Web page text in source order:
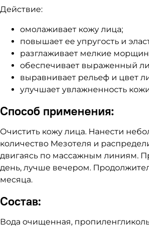
Действие:
омолаживает кожу лица;
повышает ее упругость и
разглаживает мелкие
обеспечивает выраженный
выравнивает рельеф и цвет
улучшает увлажненность
Способ применения:
Очистить кожу лица. Нанести
количество Мезотеля и
двигаясь по массажным линиям.
день, лучше вечером.
месяца.
Состав:
Вода очищенная,